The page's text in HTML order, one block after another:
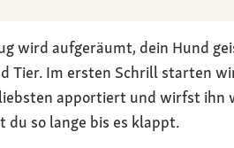
wird aufgeräumt, dein Hund
Tier. Im ersten Schrill starten
apportiert und wirfst ihn
so lange bis es klappt.